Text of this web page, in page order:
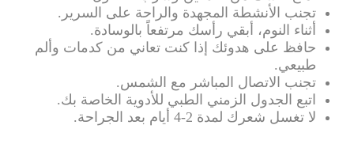
تجنب الأنشطة المجهدة والراحة على السرير.
أثناء النوم، أبقي رأسك مرتفعاً بالوسادة.
حافظ على هدوئك إذا كنت تعاني من كدمات وألم
طبيعي.
تجنب الاتصال المباشر مع الشمس.
اتبع الجدول الزمني الطبي للأدوية الخاصة بك.
لا تغسل شعرك لمدة 2-4 أيام بعد الجراحة.